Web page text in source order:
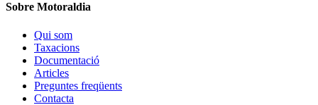
Sobre Motoraldia
Qui som
Taxacions
Documentació
Articles
Preguntes freqüents
Contacta